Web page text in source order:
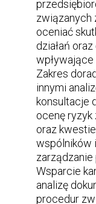
związanych
oceniać
działań
wpływające
Zakres
innymi
konsultacje
ocenę ryzyk
oraz
wspólników
Wsparcie
analizę
procedur